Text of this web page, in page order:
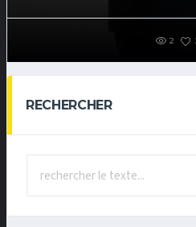
2
RECHERCHER